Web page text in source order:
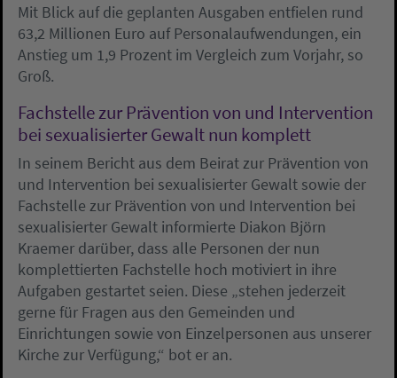
Mit Blick auf die geplanten Ausgaben entfielen rund
63,2 Millionen Euro auf Personalaufwendungen, ein
Anstieg um 1,9 Prozent im Vergleich zum Vorjahr, so
Groß.
Fachstelle zur Prävention von und Intervention
bei sexualisierter Gewalt nun komplett
In seinem Bericht aus dem Beirat zur Prävention von
und Intervention bei sexualisierter Gewalt sowie der
Fachstelle zur Prävention von und Intervention bei
sexualisierter Gewalt informierte Diakon Björn
Kraemer darüber, dass alle Personen der nun
komplettierten Fachstelle hoch motiviert in ihre
Aufgaben gestartet seien. Diese „stehen jederzeit
gerne für Fragen aus den Gemeinden und
Einrichtungen sowie von Einzelpersonen aus unserer
Kirche zur Verfügung,“ bot er an.